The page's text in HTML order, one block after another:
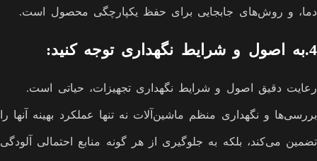
دما، و روش‌های جابجایی برای حفظ یکپارچگی محصول است.
4.به اصول و شرایط نگهداری توجه کنید:
رعایت دقیق اصول و شرایط نگهداری تجهیزات، حیاتی است.
بررسی‌ها و نگهداری منظم ماشین‌آلات نه تنها عملکرد بهینه آنها را
تضمین می‌کند، بلکه به جلوگیری از هر گونه منابع احتمالی آلودگی